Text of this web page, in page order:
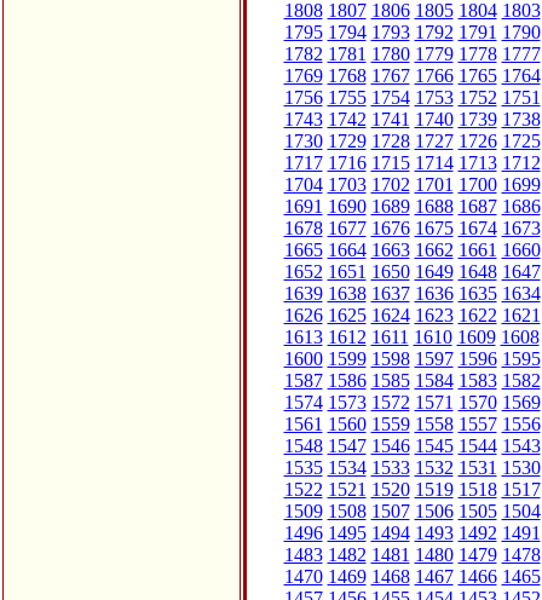
1808 1807 1806 1805 1804 1803
1795 1794 1793 1792 1791 1790
1782 1781 1780 1779 1778 1777
1769 1768 1767 1766 1765 1764
1756 1755 1754 1753 1752 1751
1743 1742 1741 1740 1739 1738
1730 1729 1728 1727 1726 1725
1717 1716 1715 1714 1713 1712
1704 1703 1702 1701 1700 1699
1691 1690 1689 1688 1687 1686
1678 1677 1676 1675 1674 1673
1665 1664 1663 1662 1661 1660
1652 1651 1650 1649 1648 1647
1639 1638 1637 1636 1635 1634
1626 1625 1624 1623 1622 1621
1613 1612 1611 1610 1609 1608
1600 1599 1598 1597 1596 1595
1587 1586 1585 1584 1583 1582
1574 1573 1572 1571 1570 1569
1561 1560 1559 1558 1557 1556
1548 1547 1546 1545 1544 1543
1535 1534 1533 1532 1531 1530
1522 1521 1520 1519 1518 1517
1509 1508 1507 1506 1505 1504
1496 1495 1494 1493 1492 1491
1483 1482 1481 1480 1479 1478
1470 1469 1468 1467 1466 1465